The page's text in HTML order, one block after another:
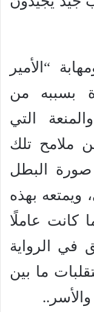
“الأمير
بسببه من
التي
ملامح تلك
صورة البطل
ويمتعه بهذه
كانت عاملًا
في الرواية
ما بين
والأسر..